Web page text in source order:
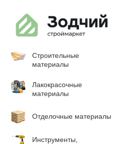
Строительные
материалы
Лакокрасочные
материалы
Отделочные материалы
Инструменты,